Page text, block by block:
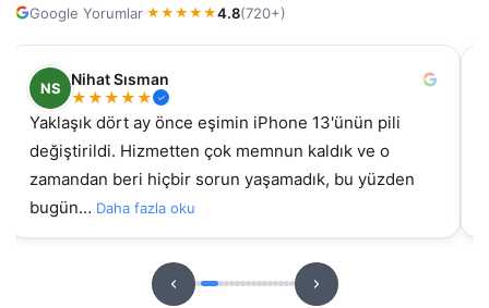
Google Yorumlar·★ ★ ★ ★ ★4.8(720+)
NS
Nihat Sısman
★★★★★
Yaklaşık dört ay önce eşimin iPhone 13'ünün pili
değiştirildi. Hizmetten çok memnun kaldık ve o
zamandan beri hiçbir sorun yaşamadık, bu yüzden
bugün… Daha fazla oku